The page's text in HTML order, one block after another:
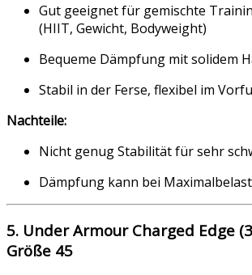
Gut geeignet für gemischte
(HIIT, Gewicht, Bodyweight)
Bequeme Dämpfung mit solidem
Stabil in der Ferse, flexibel im
Nachteile:
Nicht genug Stabilität für sehr
Dämpfung kann bei
5. Under Armour Charged Edge
Größe 45